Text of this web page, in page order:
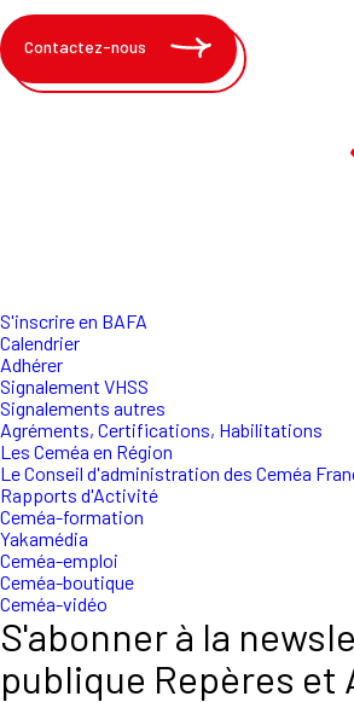
Contactez-nous
S'inscrire en BAFA
Calendrier
Adhérer
Signalement VHSS
Signalements autres
Agréments, Certifications, Habilitations
Les Ceméa en Région
Le Conseil d'administration des Ceméa
Rapports d'Activité
Ceméa-formation
Yakamédia
Ceméa-emploi
Ceméa-boutique
Ceméa-vidéo
S'abonner à la
publique Repères et